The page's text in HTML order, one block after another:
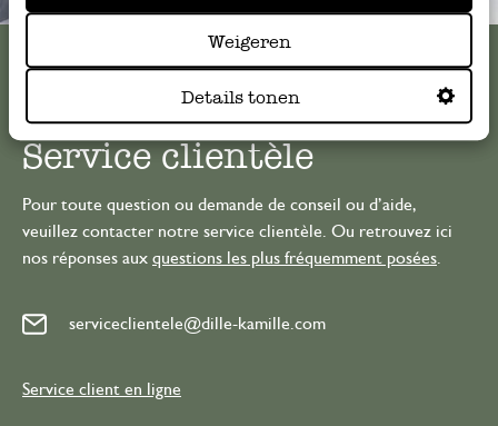
Weigeren
Details tonen
Voir les 62 magasins
Service clientèle
Pour toute question ou demande de conseil ou d’aide,
veuillez contacter notre service clientèle. Ou retrouvez ici
nos réponses aux questions les plus fréquemment posées
serviceclientele@dille-kamille.com
Service client en ligne